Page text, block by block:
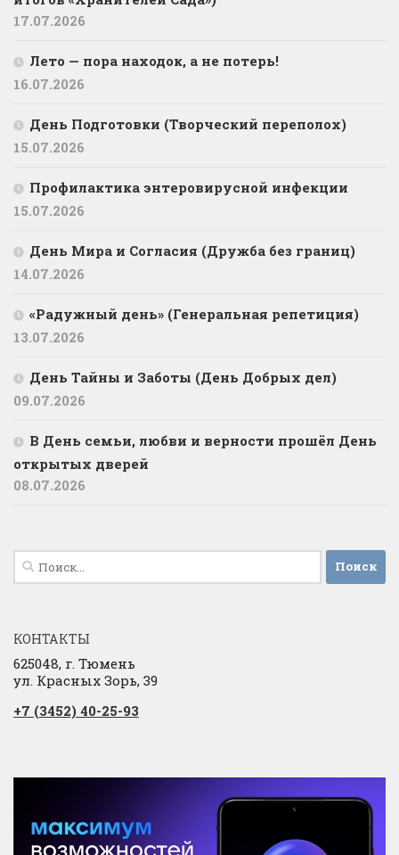
17.07.2026
Лето — пора находок, а не потерь!
16.07.2026
День Подготовки (Творческий переполох)
15.07.2026
Профилактика энтеровирусной инфекции
15.07.2026
День Мира и Согласия (Дружба без границ)
14.07.2026
«Радужный день» (Генеральная репетиция)
13.07.2026
День Тайны и Заботы (День Добрых дел)
09.07.2026
В День семьи, любви и верности прошёл День
открытых дверей
08.07.2026
Найти:
КОНТАКТЫ
625048, г. Тюмень
ул. Красных Зорь, 39
+7 (3452) 40-25-93